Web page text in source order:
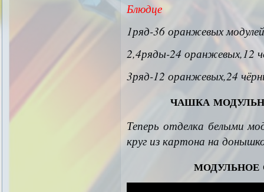
Блюдце
1ряд-36 оранжевых модулей
2,4ряды-24 оранжевых,12
3ряд-12 оранжевых,24
чашка
Теперь отделка белыми
круг из картона на